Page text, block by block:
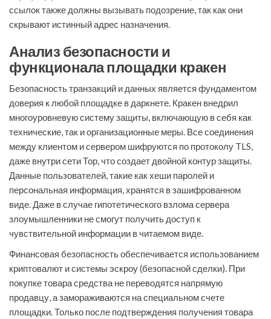
ссылок также должны вызывать подозрение, так как они
скрывают истинный адрес назначения.
Анализ безопасности и
функционала площадки кракен
Безопасность транзакций и данных является фундаментом
доверия к любой площадке в даркнете. Кракен внедрил
многоуровневую систему защиты, включающую в себя как
технические, так и организационные меры. Все соединения
между клиентом и сервером шифруются по протоколу TLS,
даже внутри сети Тор, что создает двойной контур защиты.
Данные пользователей, такие как хеши паролей и
персональная информация, хранятся в зашифрованном
виде. Даже в случае гипотетического взлома сервера
злоумышленники не смогут получить доступ к
чувствительной информации в читаемом виде.
Финансовая безопасность обеспечивается использованием
криптовалют и системы эскроу (безопасной сделки). При
покупке товара средства не переводятся напрямую
продавцу, а замораживаются на специальном счете
площадки. Только после подтверждения получения товара